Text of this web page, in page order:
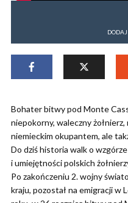
Bohater bitwy pod Monte
niepokorny, waleczny
niemieckim okupantem, ale
Do dziś historia walk o
i umiejętności polskich
Po zakończeniu 2. wojny
kraju, pozostał na emigracji w